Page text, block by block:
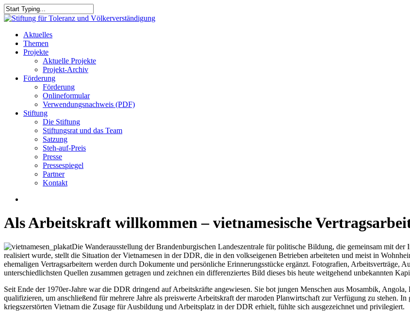
Skip
to
content
Close
search
Menu
Aktuelles
Themen
Projekte
Aktuelle Projekte
Projekt-Archiv
Förderung
Förderung
Onlineformular
Verwendungsnachweis (PDF)
Stiftung
Die Stiftung
Stiftungsrat und das Team
Satzung
Steh-auf-Preis
Presse
Pressespiegel
Partner
Kontakt
Als Arbeitskraft willkommen – vietnamesische
Die Wanderausstellung der Brandenburgischen Landeszentrale für politische Bildung, die gemeinsam mit
realisiert wurde, stellt die Situation der Vietnamesen in der DDR, die in den volkseigenen Betrieben arbeiteten und meist in
ehemaligen Vertragsarbeitern werden durch Dokumente und persönliche Erinnerungsstücke ergänzt. Fotografien, Arbeitsverträge,
unterschiedlichsten Quellen zusammen getragen und zeichnen ein differenziertes Bild dieses bis heute weitgehend unbekannten
Seit Ende der 1970er-Jahre war die DDR dringend auf Arbeitskräfte angewiesen. Sie bot jungen Menschen aus Mosambik,
qualifizieren, um anschließend für mehrere Jahre als preiswerte Arbeitskraft der maroden Planwirtschaft zur Verfügung zu stehen.
kriegszerstörten Vietnam die Zusage für Ausbildung und Arbeitsplatz in der DDR erhielt, fühlte sich ausgezeichnet und privilegiert.